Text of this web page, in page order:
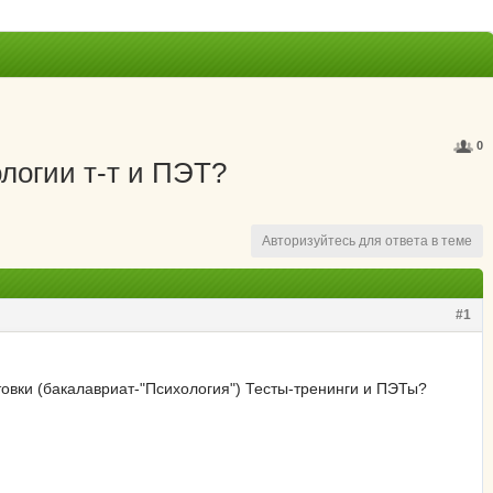
0
т-т и ПЭТ?
Авторизуйтесь для ответа в теме
#1
(бакалавриат-"Психология") Тесты-тренинги и ПЭТы?